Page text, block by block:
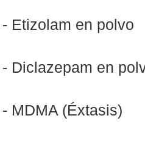
- Etizolam en polvo
- Diclazepam en
- MDMA (Éxtasis)